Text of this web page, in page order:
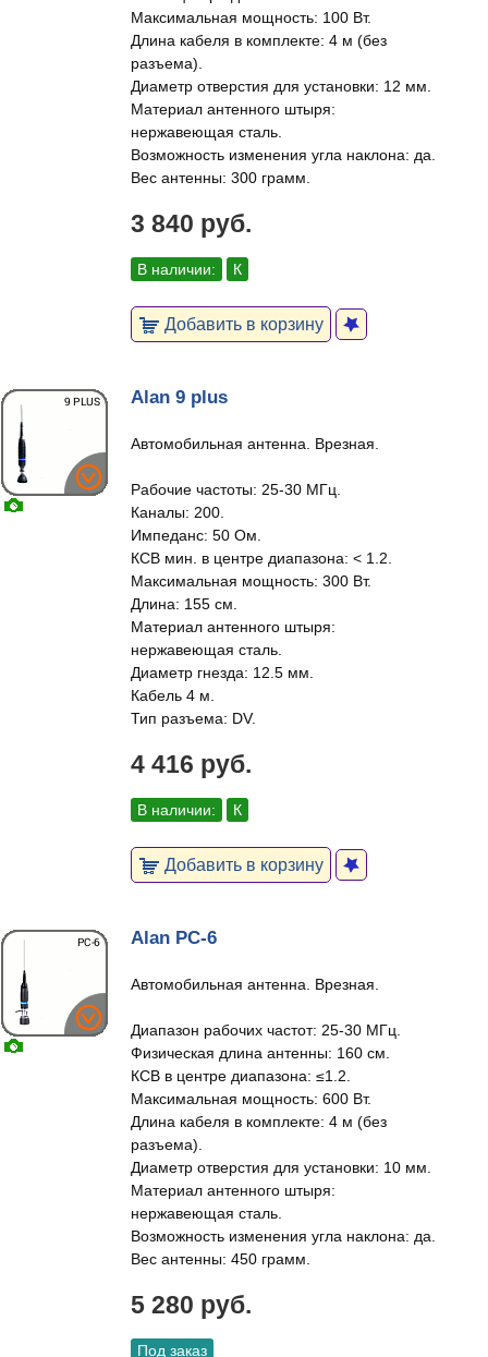
Максимальная мощность: 100 Вт.
Длина кабеля в комплекте: 4 м (без
разъема).
Диаметр отверстия для установки: 12 мм.
Материал антенного штыря:
нержавеющая сталь.
Возможность изменения угла наклона: да.
Вес антенны: 300 грамм.
3 840 руб.
В наличии: К
Добавить в корзину
Alan 9 plus
Автомобильная антенна. Врезная.
Рабочие частоты: 25-30 МГц.
Каналы: 200.
Импеданс: 50 Ом.
КСВ мин. в центре диапазона: < 1.2.
Максимальная мощность: 300 Вт.
Длина: 155 см.
Материал антенного штыря:
нержавеющая сталь.
Диаметр гнезда: 12.5 мм.
Кабель 4 м.
Тип разъема: DV.
4 416 руб.
В наличии: К
Добавить в корзину
Alan PC-6
Автомобильная антенна. Врезная.
Диапазон рабочих частот: 25-30 МГц.
Физическая длина антенны: 160 см.
КСВ в центре диапазона: ≤1.2.
Максимальная мощность: 600 Вт.
Длина кабеля в комплекте: 4 м (без
разъема).
Диаметр отверстия для установки: 10 мм.
Материал антенного штыря:
нержавеющая сталь.
Возможность изменения угла наклона: да.
Вес антенны: 450 грамм.
5 280 руб.
Под заказ